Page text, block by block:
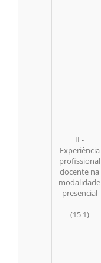
II -
Experiência
profissional
docente na
modalidade
presencial
(15 1)